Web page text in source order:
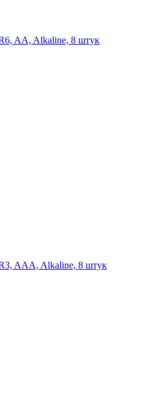
AA, Alkaline, 8 штук
AAA, Alkaline, 8 штук